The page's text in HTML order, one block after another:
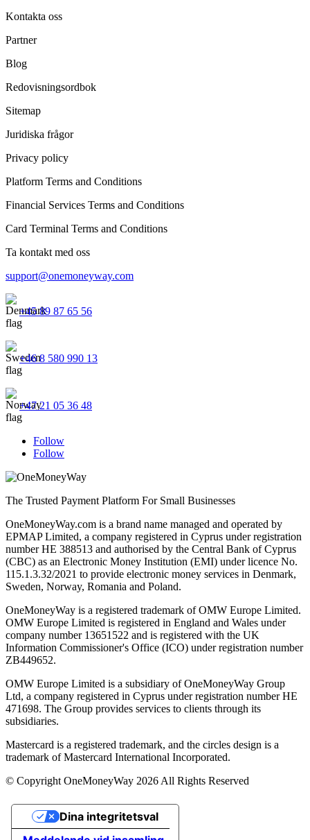
Kontakta oss
Partner
Blog
Redovisningsordbok
Sitemap
Juridiska frågor
Privacy policy
Platform Terms and Conditions
Financial Services Terms and Conditions
Card Terminal Terms and Conditions
Ta kontakt med oss
support@onemoneyway.com
+45 89 87 65 56
+46 8 580 990 13
+47 21 05 36 48
Follow
Follow
The Trusted Payment Platform For Small Businesses
OneMoneyWay.com is a brand name managed and operated by
EPMAP Limited, a company registered in Cyprus under registration
number ΗΕ 388513 and authorised by the Central Bank of Cyprus
(CBC) as an Electronic Money Institution (EMI) under licence No.
115.1.3.32/2021 to provide electronic money services in Denmark,
Sweden, Norway, Romania and Poland.
OneMoneyWay is a registered trademark of OMW Europe Limited.
OMW Europe Limited is registered in England and Wales under
company number 13651522 and is registered with the UK
Information Commissioner's Office (ICO) under registration number
ZB449652.
OMW Europe Limited is a subsidiary of OneMoneyWay Group
Ltd, a company registered in Cyprus under registration number ΗΕ
471698. The Group provides services to clients through its
subsidiaries.
Mastercard is a registered trademark, and the circles design is a
trademark of Mastercard International Incorporated.
© Copyright OneMoneyWay 2026 All Rights Reserved
Dina integritetsval